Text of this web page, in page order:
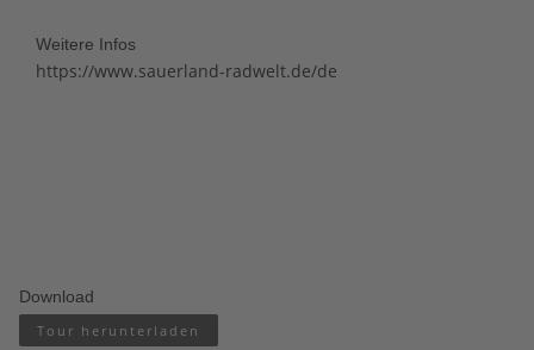
Weitere Infos
https://www.sauerland-radwelt.de/de
Download
Tour herunterladen